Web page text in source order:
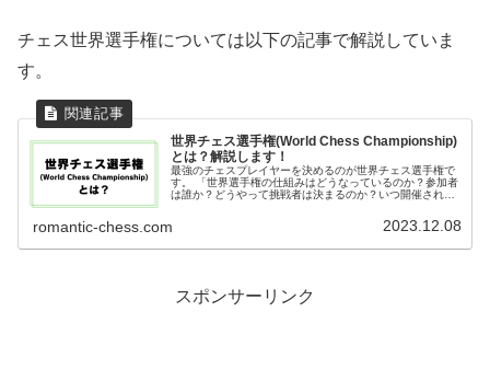
チェス世界選手権については以下の記事で解説していま
す。
世界チェス選手権(World Chess Championship)
とは？解説します！
最強のチェスプレイヤーを決めるのが世界チェス選手権で
す。 「世界選手権の仕組みはどうなっているのか？参加者
は誰か？どうやって挑戦者は決まるのか？いつ開催される
romantic-chess.com 2023.12.08
スポンサーリンク